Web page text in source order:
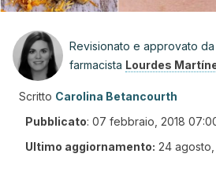
Revisionato e approvato da
farmacista Lourdes
Scritto Carolina Betancourth
Pubblicato: 07 febbraio, 2018
Ultimo aggiornamento: 24